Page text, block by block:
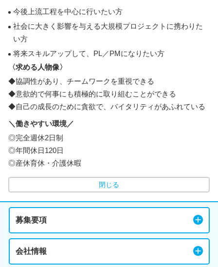
今後上流工程を中心に行いたい方
社会に大きく影響を与える大規模プロジェクトに携わりた
い方
将来スキルアップして、PL／PMになりたい方
〈求める人物像〉
◆協調性があり、チームワークを重視できる
◆意欲的で何事にも積極的に取り組むことができる
◆自己の成長のために貪欲で、バイタリティがあふれている
＼働きやすい環境／
◎完全週休2日制
◎年間休日120日
◎産休育休・介護休暇
閉じる
募集要項
会社情報